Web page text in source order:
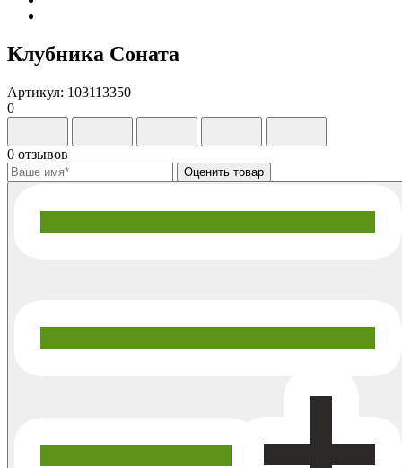
Клубника Соната
Артикул: 103113350
0
0 отзывов